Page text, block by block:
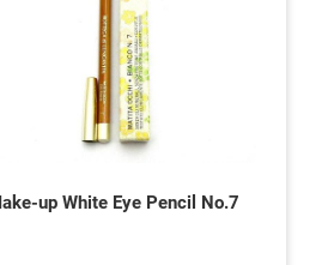
up White Eye Pencil No.7